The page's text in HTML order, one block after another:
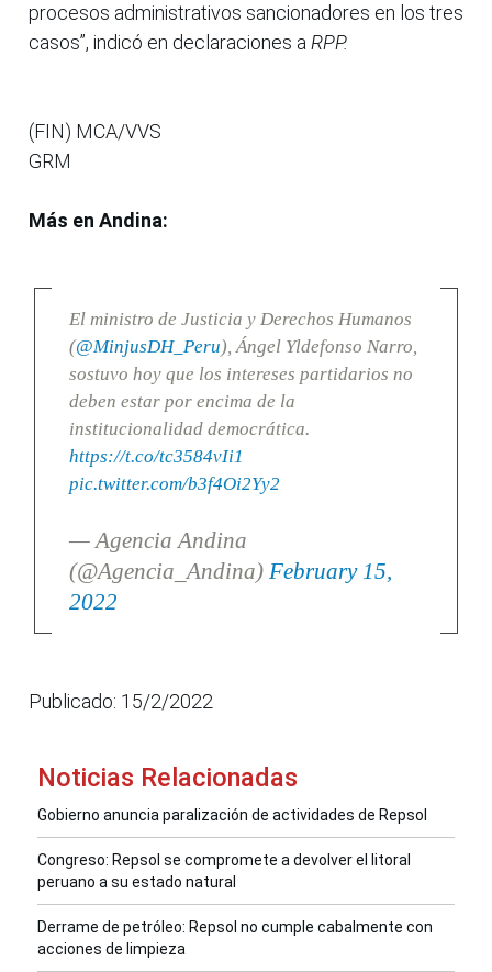
procesos administrativos sancionadores en los tres
casos”, indicó en declaraciones a RPP.
(FIN) MCA/VVS
GRM
Más en Andina:
El ministro de Justicia y Derechos Humanos
(@MinjusDH_Peru), Ángel Yldefonso Narro,
sostuvo hoy que los intereses partidarios no
deben estar por encima de la
institucionalidad democrática.
https://t.co/tc3584vIi1
pic.twitter.com/b3f4Oi2Yy2
— Agencia Andina
(@Agencia_Andina) February 15,
2022
Publicado: 15/2/2022
Noticias Relacionadas
Gobierno anuncia paralización de actividades de Repsol
Congreso: Repsol se compromete a devolver el litoral
peruano a su estado natural
Derrame de petróleo: Repsol no cumple cabalmente con
acciones de limpieza